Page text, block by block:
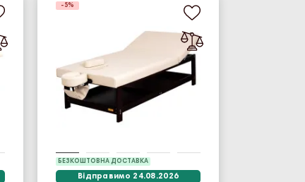
БЕЗКОШТОВНА ДОСТАВКА
-5%
Відправимо 24.08.2026